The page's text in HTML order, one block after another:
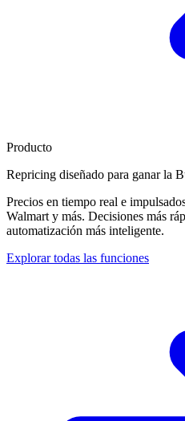
Producto
Repricing diseñado para ganar la
Precios en tiempo real e
Walmart y más. Decisiones más
automatización más inteligente.
Explorar todas las funciones